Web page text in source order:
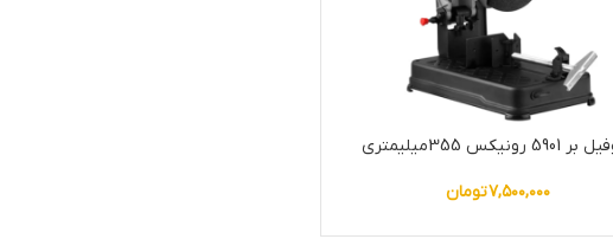
رونیکس 355میلیمتری
۷,۵۰۰,۰۰۰تومان